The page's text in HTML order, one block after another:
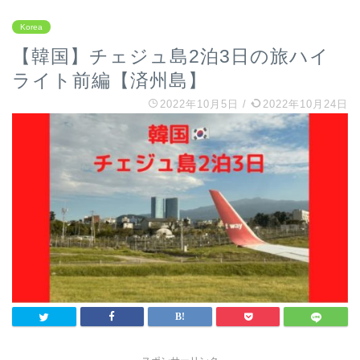
Korea
【韓国】チェジュ島2泊3日の旅ハイ
ライト前編【済州島】
2022年10月5日 / 2022年10月24日